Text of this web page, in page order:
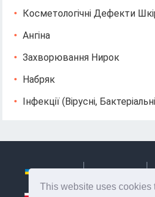
This website uses cookies
Косметологічні Дефекти
Ангіна
Захворювання Нирок
Набряк
Інфекції (вірусні,